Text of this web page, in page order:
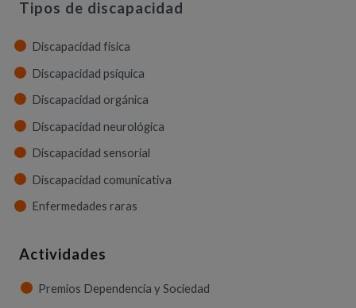
Tipos de discapacidad
Discapacidad física
Discapacidad psíquica
Discapacidad orgánica
Discapacidad neurológica
Discapacidad sensorial
Discapacidad comunicativa
Enfermedades raras
Actividades
Premios Dependencia y Sociedad